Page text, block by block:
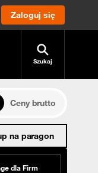
Zaloguj się
Szukaj
Ceny brutto
na paragon
dla Firm